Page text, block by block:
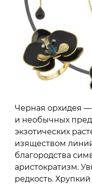
Черная орхидея
и необычных
экзотических
изяществом
благородства
аристократизм.
редкость.